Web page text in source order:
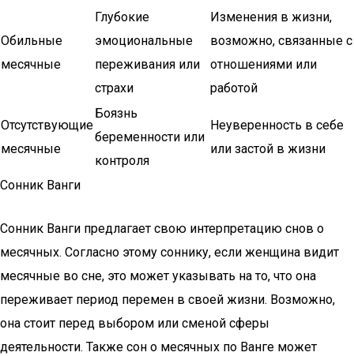
Обильные
месячные
Глубокие
эмоциональные
переживания или
страхи
Изменения в жизни,
возможно, связанные с
отношениями или
работой
Отсутствующие
месячные
Боязнь
беременности или
контроля
Неуверенность в себе
или застой в жизни
Сонник Ванги
Сонник Ванги предлагает свою интерпретацию снов о
месячных. Согласно этому соннику, если женщина видит
месячные во сне, это может указывать на то, что она
переживает период перемен в своей жизни. Возможно,
она стоит перед выбором или сменой сферы
деятельности. Также сон о месячных по Ванге может